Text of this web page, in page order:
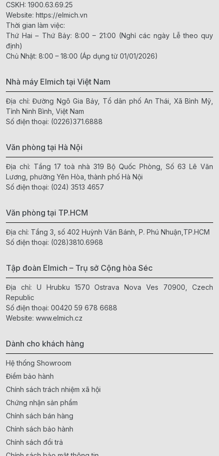
CSKH: 1900.63.69.25
Website: https://elmich.vn
Thời gian làm việc:
Thứ Hai – Thứ Bảy: 8:00 – 21:00 (Nghỉ các ngày Lễ theo quy
định)
Chủ Nhật: 8:00 – 18:00 (Áp dụng từ 01/01/2026)
Nhà máy Elmich tại Việt Nam
Địa chỉ: Đường Ngô Gia Bảy, Tổ dân phố An Thái, Xã Bình Mỹ,
Tỉnh Ninh Bình, Việt Nam
Số điện thoại: (0226)371.6888
Văn phòng tại Hà Nội
Địa chỉ: Tầng 17 toà nhà 319 Bộ Quốc Phòng, Số 63 Lê Văn
Lương, phường Yên Hòa, thành phố Hà Nội
Số điện thoại: (024) 3513 4657
Văn phòng tại TP.HCM
Địa chỉ: Tầng 3, số 402 Huỳnh Văn Bánh, P. Phú Nhuận,TP.HCM
Số điện thoại: (028)3810.6968
Tập đoàn Elmich – Trụ sở Cộng hòa Séc
Địa chỉ: U Hrubku 1570 Ostrava Nova Ves 70900, Czech
Republic
Số điện thoại: 00420 59 678 6688
Website: www.elmich.cz
Dành cho khách hàng
Hệ thống Showroom
Điểm bảo hành
Chính sách trách nhiệm xã hội
Chứng nhận sản phẩm
Chính sách bán hàng
Chính sách bảo hành
Chính sách đổi trả